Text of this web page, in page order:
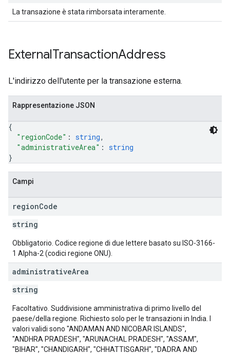
La transazione è stata rimborsata interamente.
ExternalTransactionAddress
L'indirizzo dell'utente per la transazione esterna.
Rappresentazione JSON
{
"regionCode" : string,
"administrativeArea" : string
}
Campi
regionCode
string
Obbligatorio. Codice regione di due lettere basato su ISO-3166-
1 Alpha-2 (codici regione ONU).
administrativeArea
string
Facoltativo. Suddivisione amministrativa di primo livello del
paese/della regione. Richiesto solo per le transazioni in India. I
valori validi sono "ANDAMAN AND NICOBAR ISLANDS",
"ANDHRA PRADESH", "ARUNACHAL PRADESH", "ASSAM",
"BIHAR", "CHANDIGARH", "CHHATTISGARH", "DADRA AND